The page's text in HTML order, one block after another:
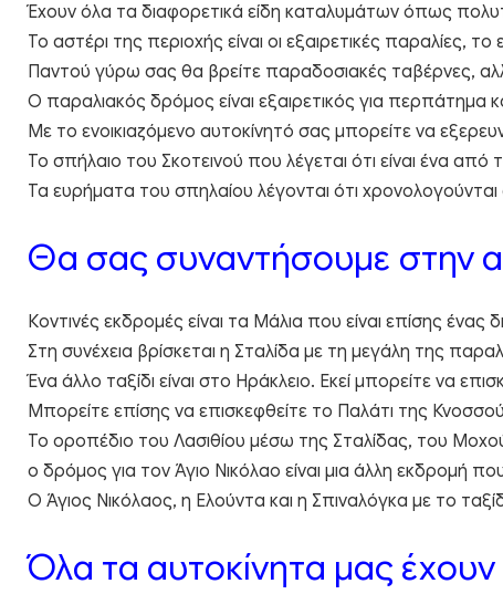
Έχουν όλα τα διαφορετικά είδη καταλυμάτων όπως
Το αστέρι της περιοχής είναι οι εξαιρετικές παραλίες,
Παντού γύρω σας θα βρείτε παραδοσιακές ταβέρνες,
Ο παραλιακός δρόμος είναι εξαιρετικός για περπάτημα
Με το ενοικιαζόμενο αυτοκίνητό σας μπορείτε να
Το σπήλαιο του Σκοτεινού που λέγεται ότι είναι ένα
Τα ευρήματα του σπηλαίου λέγονται ότι
Θα σας συναντήσουμε στην
Κοντινές εκδρομές είναι τα Μάλια που είναι επίσης
Στη συνέχεια βρίσκεται η Σταλίδα με τη μεγάλη της
Ένα άλλο ταξίδι είναι στο Ηράκλειο. Εκεί μπορείτε να
Μπορείτε επίσης να επισκεφθείτε το Παλάτι της
Το οροπέδιο του Λασιθίου μέσω της Σταλίδας, του
ο δρόμος για τον Άγιο Νικόλαο είναι μια άλλη εκδρομή
Ο Άγιος Νικόλαος, η Ελούντα και η Σπιναλόγκα με το
Όλα τα αυτοκίνητα μας έχουν